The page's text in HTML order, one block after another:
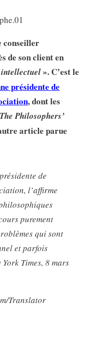
conseiller
de son client en
». C’est le
présidente de
, dont les
The Philosophers’
article parue
de
l’affirme
purement
qui sont
et parfois
Times, 8 mars
Translator